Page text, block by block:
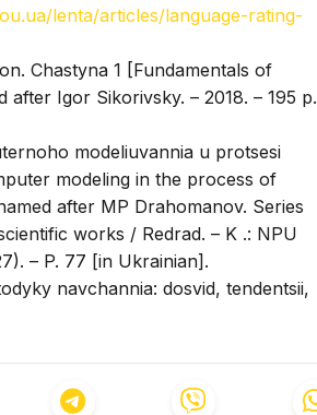
lenta/articles/language-rating-
Chastyna 1 [Fundamentals of
Igor Sikorivsky. – 2018. – 195 p.
modeliuvannia u protsesi
modeling in the process of
after MP Drahomanov. Series
works / Redrad. – K .: NPU
– P. 77 [in Ukrainian].
navchannia: dosvid, tendentsii,
methods: experience, trends,
and Practical Internet
Ukrainian].